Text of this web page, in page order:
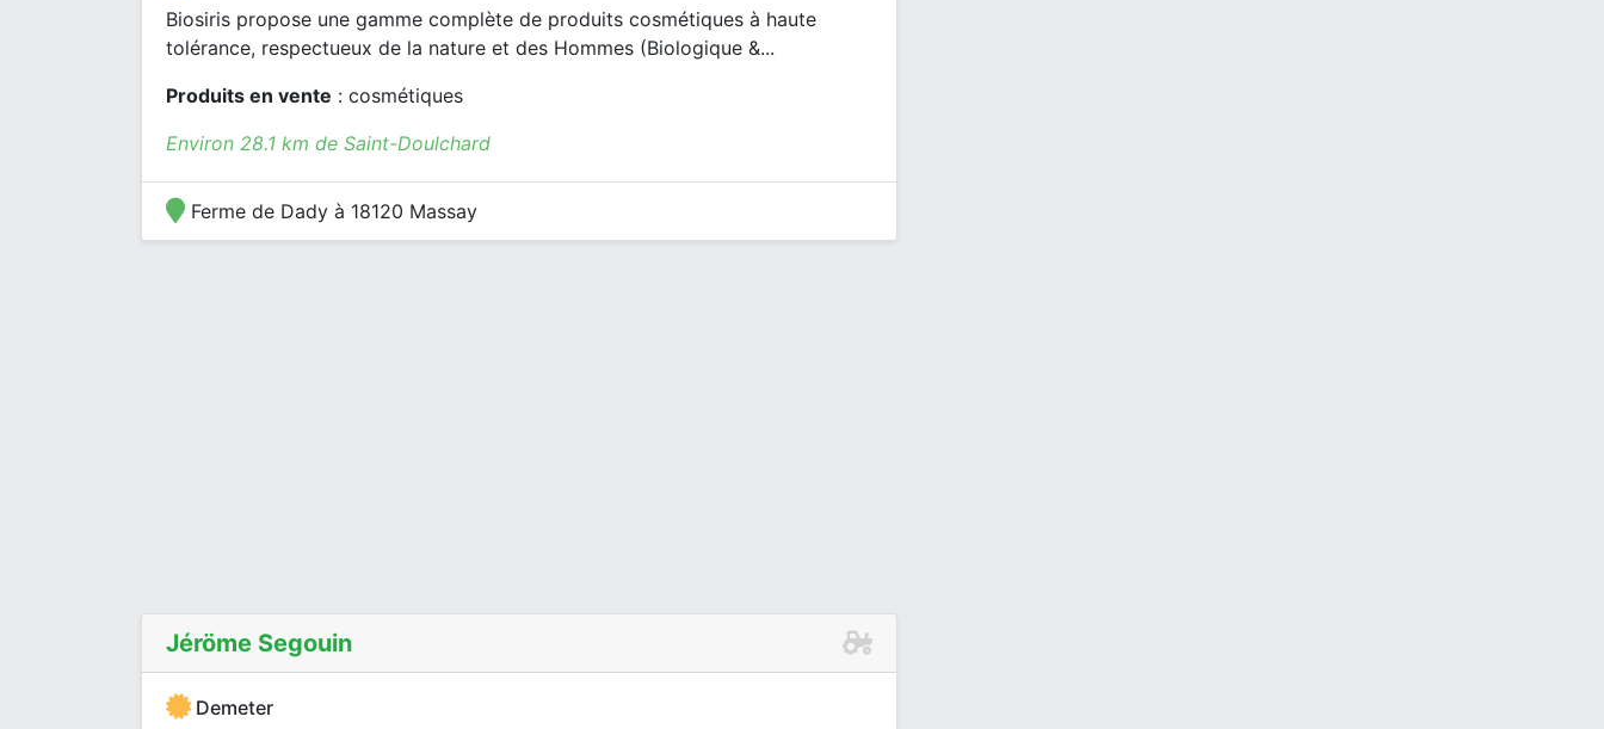
Biosiris propose une gamme complète de produits cosmétiques à haute
tolérance, respectueux de la nature et des Hommes (Biologique &...
Produits en vente : cosmétiques
Environ 28.1 km de Saint-Doulchard
Ferme de Dady à 18120 Massay
Jéröme Segouin
Demeter